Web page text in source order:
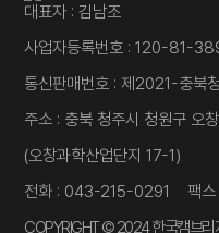
대표자 : 김남조
사업자등록번호 : 120-81-
통신판매번호 : 제2021-충북
주소 : 충북 청주시 청원구 오
(오창과학산업단지 17-1)
전화 : 043-215-0291 팩
COPYRIGHT © 2024 한국캠브리